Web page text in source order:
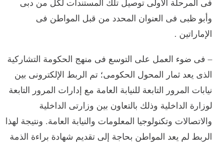
فى المرحلة الأولى توصيل تلك المستندات لكل من دبى
وأبو ظبى فى العنوان المحدد من قبل المواطن فى
الإماراتين .
– فى ضوء العمل على التوسع فى منهج الحكومة التشاركية
الذى يعد ثمار المحول الحكومى؛ تم الربط الإلكترونى بين
نيابات المرور التابعة للنيابة العامة مع إدارات المرور التابعة
لوزارة الداخلية وذلك بالتعاون بين وزارتى الداخلية
والاتصالات وتكنولوجيا المعلومات والنيابة العامة. ونتيجة لهذا
الربط لم يعد المواطن بحاجة إلى تقديم شهادة براءة الذمة